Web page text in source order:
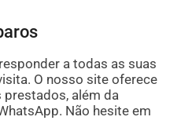
a todas as suas
O nosso site oferece
além da
Não hesite em